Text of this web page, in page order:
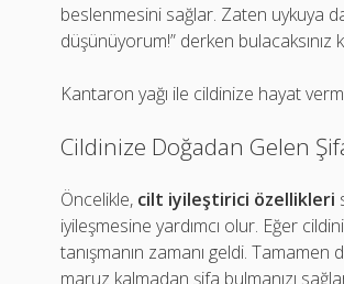
beslenmesini sağlar. Zaten uykuya
düşünüyorum!” derken bulacaksınız
Kantaron yağı ile cildinize hayat
Cildinize Doğadan Gelen
Öncelikle, cilt iyileştirici özellikleri
iyileşmesine yardımcı olur. Eğer
tanışmanın zamanı geldi.
maruz kalmadan şifa bulmanızı